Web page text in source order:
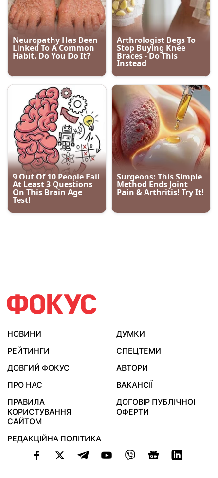
НОВИНИ
ДУМКИ
РЕЙТИНГИ
СПЕЦТЕМИ
ДОВГИЙ ФОКУС
АВТОРИ
ПРО НАС
ВАКАНСІЇ
ПРАВИЛА
КОРИСТУВАННЯ
САЙТОМ
ДОГОВІР ПУБЛІЧНОЇ
ОФЕРТИ
РЕДАКЦІЙНА ПОЛІТИКА